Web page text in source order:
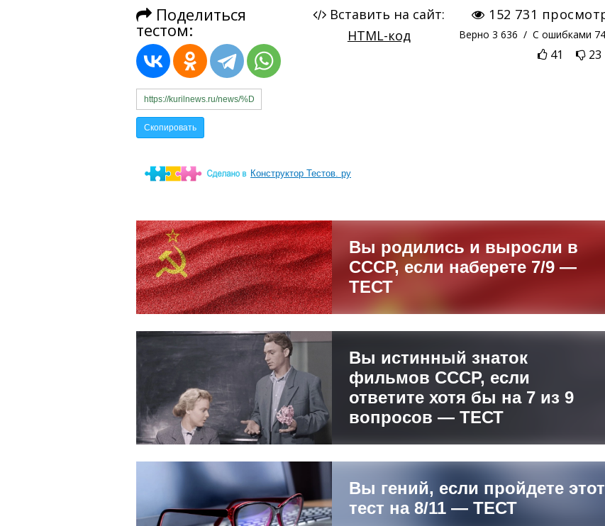
Конструктор Тестов. ру
Вы родились и выросли в
СССР, если наберете 7/9 —
ТЕСТ
Вы истинный знаток
фильмов СССР, если
ответите хотя бы на 7 из 9
вопросов — ТЕСТ
Вы гений, если пройдете этот
тест на 8/11 — ТЕСТ